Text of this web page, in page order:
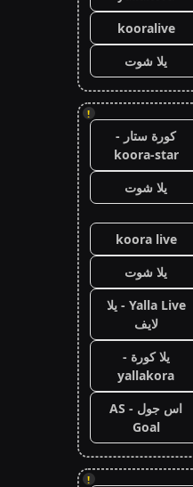
kooralive
يلا شوت
!
كورة ستار -
koora-star
يلا شوت
koora live
يلا شوت
Yalla Live - يلا
لايف
يلا كورة -
yallakora
اس جول - AS
Goal
!